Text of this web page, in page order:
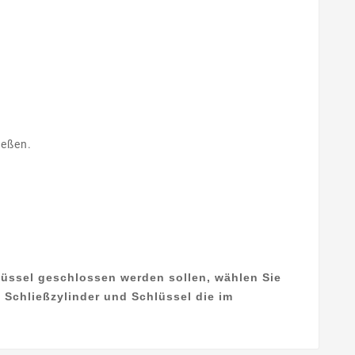
geschlossen werden sollen, wählen Sie
und Schlüssel die im